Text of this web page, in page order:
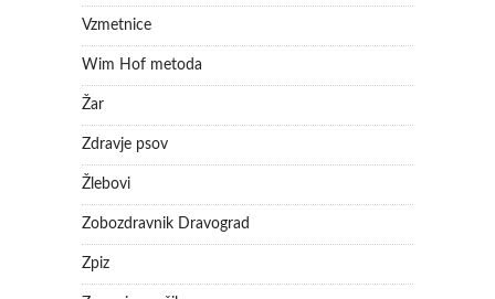
Vzmetnice
Wim Hof metoda
Žar
Zdravje psov
Žlebovi
Zobozdravnik Dravograd
Zpiz